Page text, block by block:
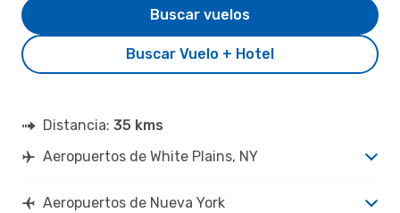
Buscar Vuelo + Hotel
Buscar vuelos
Distancia: 35 kms
Aeropuertos de White Plains, NY
Aeropuertos de Nueva York